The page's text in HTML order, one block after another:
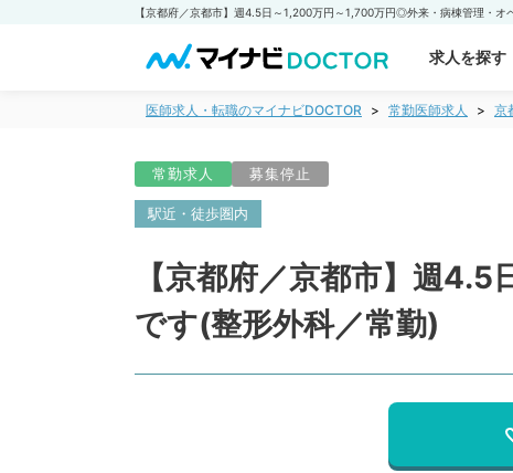
求人を探す
医師求人・転職のマイナビDOCTOR 常勤医師求人 京
常勤求人 募集停止
駅近・徒歩圏内
【京都府／京都市】週
です(整形外科／常勤)